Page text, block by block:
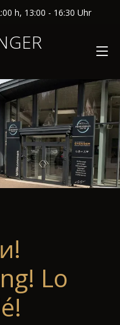
h, 13:00 - 16:30 Uhr
Lo